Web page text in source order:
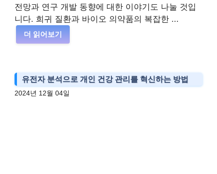
전망과 연구 개발 동향에 대한 이야기도 나눌 것입
니다. 희귀 질환과 바이오 의약품의 복잡한 ...
더 읽어보기
유전자 분석으로 개인 건강 관리를 혁신하는 방법
2024년 12월 04일